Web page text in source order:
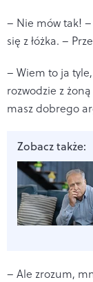
– Nie mów tak! –
się z łóżka. –
– Wiem to ja
rozwodzie z
masz dobrego
Zobacz także:
– Ale zrozum,